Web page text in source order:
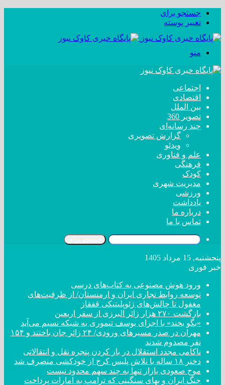
جستجو برای
تغییر پوسته
منو
اجتماعی
اقتصادی
بین الملل
تصویر 360
چند رسانه‌ای
گزارش تصویری
ویدئو
علم و فناوری
فرهنگی
کودک
مدیریت شهری
ورزشی
یادداشت
درباره ما
تماس با ما
پنجشنبه, 15 مرداد 1405
خبر فوری
ورود هوش مصنوعی به کتاب‌های درسی
توسعه روابط تجاری ایران و ارمنستان/ از ظرفیت‌های
مغفول تا چالش‌های ژئوپلیتیکی قفقاز
بازگشت ۲۷۰ هزار زائر البرزی از سفر اربعین
«بگو بخند» با اجرای یوسف تیموری به شبکه نسیم می‌آید
مهران در صدر مسیر‌های ورودی/ ۲۴ زائر جان باختند و ۱۵۴
نفر مصدوم شدند
ناکامی مجدد استقلال در باز کردن پنجره نقل و انتقالاتی
دختر ‌۱۸‌ ‌ساله‌ با تلاش پلیس کرج از خودکشی منصرف شد
موج صعودی بازار تنها به چند سهم محدود نیست
جنگ ایران و بهای سنگینی که ترامپ به امارات پرداخت